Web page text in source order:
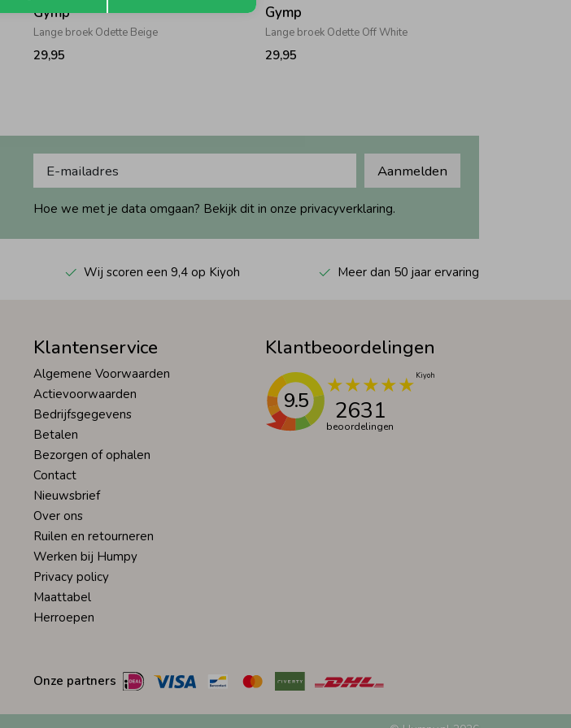
Gymp
Lange broek Odette Beige
29,95
Gymp
Lange broek Odette Off White
29,95
Aanmelden
Hoe we met je data omgaan? Bekijk dit in onze privacyverklaring.
Wij scoren een 9,4 op Kiyoh Meer dan 50 jaar ervaring
Klantenservice
Algemene Voorwaarden
Actievoorwaarden
Bedrijfsgegevens
Betalen
Bezorgen of ophalen
Contact
Nieuwsbrief
Over ons
Ruilen en retourneren
Werken bij Humpy
Privacy policy
Maattabel
Herroepen
Klantbeoordelingen
9.5 2631
beoordelingen
Onze partners